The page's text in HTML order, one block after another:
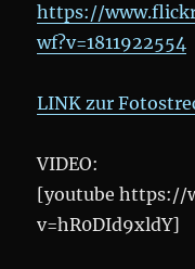
https://
wf?v=1811922554
LINK zur
VIDEO:
[youtube https://
v=hR0DId9xldY]